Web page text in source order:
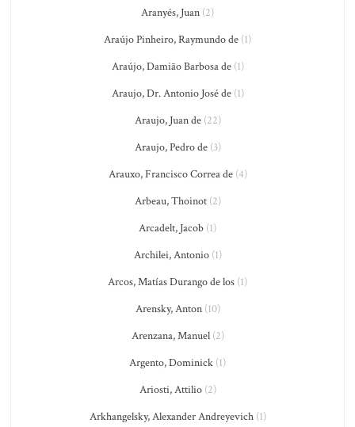
Aranyés, Juan (2)
Araújo Pinheiro, Raymundo de (1)
Araújo, Damião Barbosa de(1)
Araujo, Dr. Antonio José de(1)
Araujo, Juan de(22)
Araujo, Pedro de(3)
Arauxo, Francisco Correa de(4)
Arbeau, Thoinot(2)
Arcadelt, Jacob (1)
Archilei, Antonio(1)
Arcos, Matías Durango de los (1)
Arensky, Anton(10)
Arenzana, Manuel(2)
Argento, Dominick (1)
Ariosti, Attilio(2)
Arkhangelsky, Alexander Andreyevich(1)